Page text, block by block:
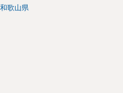
和歌山県